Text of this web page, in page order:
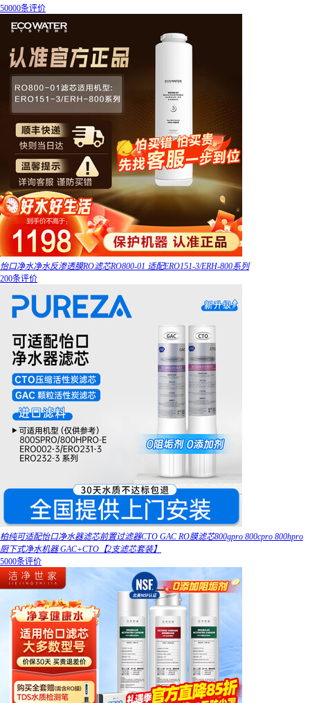
50000条评价
怡口净水净水反渗透膜RO滤芯RO800-01 适配ERO151-3/ERH-800系列
200条评价
柏纯可适配怡口净水器滤芯前置过滤器CTO GAC RO膜滤芯800gpro 800cpro 800hpro
厨下式净水机器 GAC+CTO【2支滤芯套装】
5000条评价